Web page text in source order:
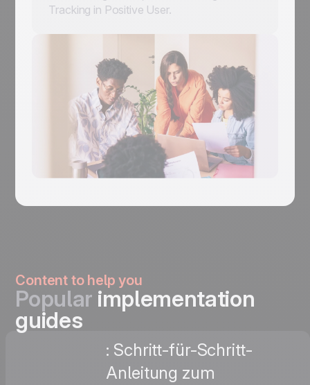
Tracking in Positive User.
Content to help you
Popular implementation
guides
: Schritt-für-Schritt-
Anleitung zum